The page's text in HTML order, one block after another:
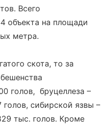
Всего
объекта на площади
метра.
скота, то за
голов, бруцеллеза –
сибирской язвы –
тыс. голов. Кроме